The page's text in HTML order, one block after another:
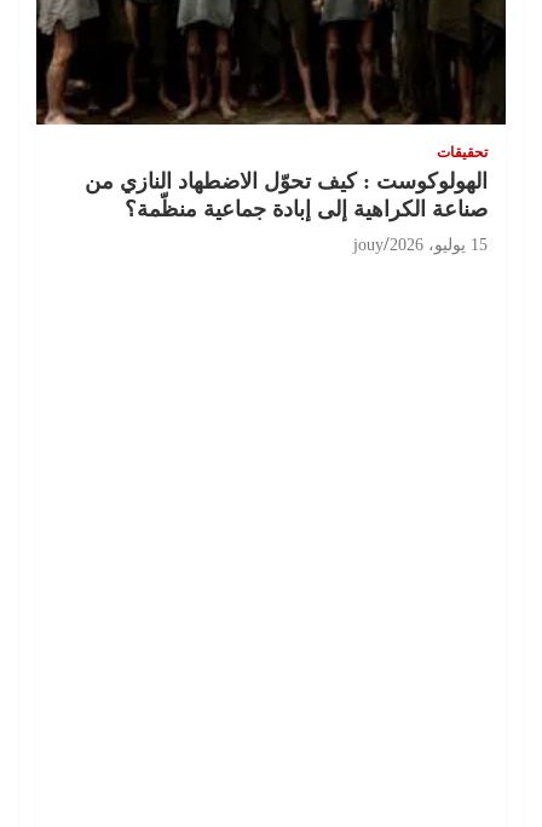
تحقيقات
الهولوكوست : كيف تحوّل الاضطهاد النازي من
صناعة الكراهية إلى إبادة جماعية منظّمة؟
15 يوليو، 2026 jouy